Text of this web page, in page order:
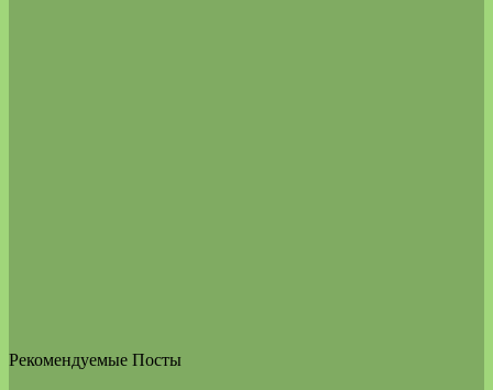
Рекомендуемые Посты